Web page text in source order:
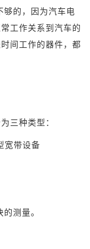
够的，因为汽车电
工作关系到汽车的
间工作的器件，都
三种类型：
宽带设备
测量。